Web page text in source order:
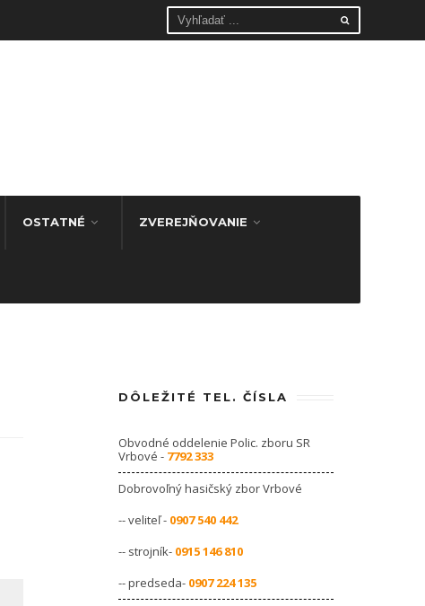
OSTATNÉ ZVEREJŇOVANIE
DÔLEŽITÉ TEL. ČÍSLA
Obvodné oddelenie Polic. zboru SR
Vrbové - 7792 333
Dobrovoľný hasičský zbor Vrbové
-- veliteľ - 0907 540 442
-- strojník- 0915 146 810
-- predseda- 0907 224 135